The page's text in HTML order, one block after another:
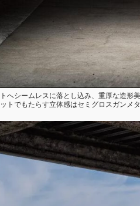
へシームレスに落とし込み、重厚な造形
トでもたらす立体感はセミグロスガンメ